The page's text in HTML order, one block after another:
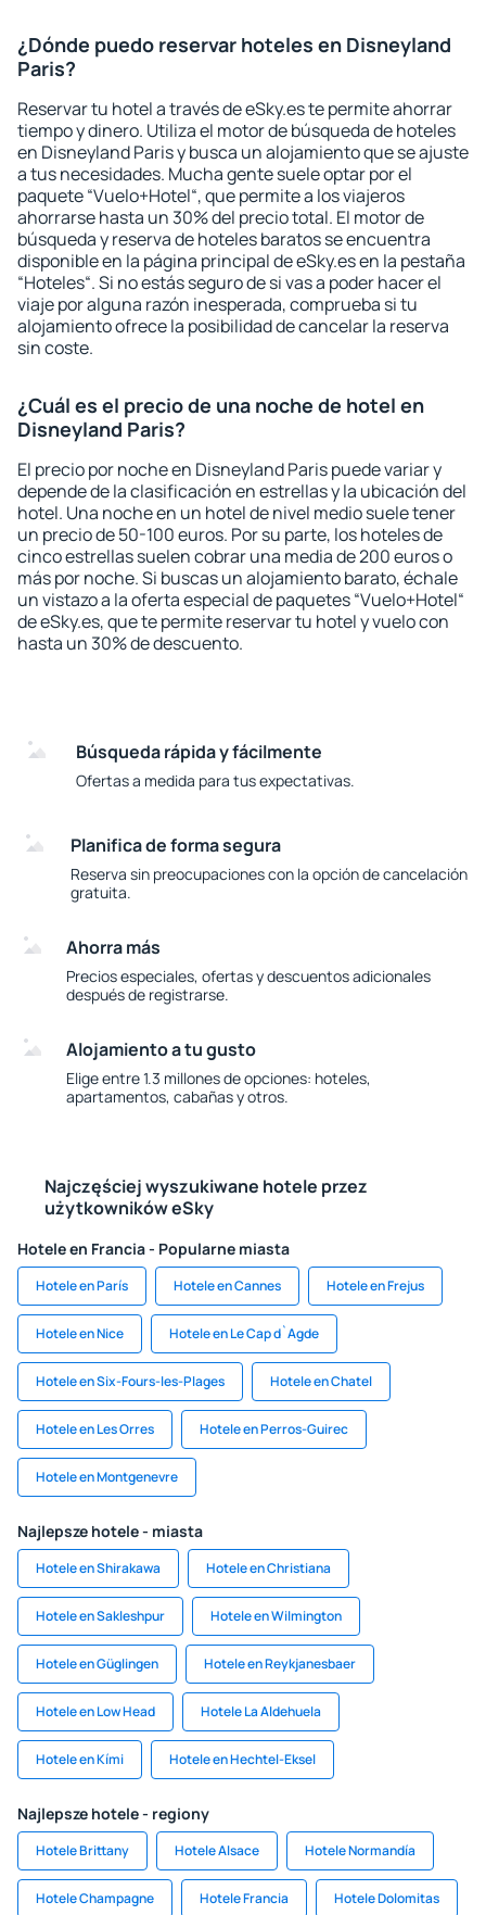
¿Dónde puedo reservar hoteles en Disneyland
Paris?
Reservar tu hotel a través de eSky.es te permite ahorrar
tiempo y dinero. Utiliza el motor de búsqueda de hoteles
en Disneyland Paris y busca un alojamiento que se ajuste
a tus necesidades. Mucha gente suele optar por el
paquete “Vuelo+Hotel“, que permite a los viajeros
ahorrarse hasta un 30% del precio total. El motor de
búsqueda y reserva de hoteles baratos se encuentra
disponible en la página principal de eSky.es en la pestaña
“Hoteles“. Si no estás seguro de si vas a poder hacer el
viaje por alguna razón inesperada, comprueba si tu
alojamiento ofrece la posibilidad de cancelar la reserva
sin coste.
¿Cuál es el precio de una noche de hotel en
Disneyland Paris?
El precio por noche en Disneyland Paris puede variar y
depende de la clasificación en estrellas y la ubicación del
hotel. Una noche en un hotel de nivel medio suele tener
un precio de 50-100 euros. Por su parte, los hoteles de
cinco estrellas suelen cobrar una media de 200 euros o
más por noche. Si buscas un alojamiento barato, échale
un vistazo a la oferta especial de paquetes “Vuelo+Hotel“
de eSky.es, que te permite reservar tu hotel y vuelo con
hasta un 30% de descuento.
Búsqueda rápida y fácilmente
Ofertas a medida para tus expectativas.
Planifica de forma segura
Reserva sin preocupaciones con la opción de cancelación
gratuita.
Ahorra más
Precios especiales, ofertas y descuentos adicionales
después de registrarse.
Alojamiento a tu gusto
Elige entre 1.3 millones de opciones: hoteles,
apartamentos, cabañas y otros.
Najczęściej wyszukiwane hotele przez
użytkowników eSky
Hotele en Francia - Popularne miasta
Hotele en París Hotele en Cannes Hotele en Frejus
Hotele en Nice Hotele en Le Cap d`Agde
Hotele en Six-Fours-les-Plages Hotele en Chatel
Hotele en Les Orres Hotele en Perros-Guirec
Hotele en Montgenevre
Najlepsze hotele - miasta
Hotele en Shirakawa Hotele en Christiana
Hotele en Sakleshpur Hotele en Wilmington
Hotele en Güglingen Hotele en Reykjanesbaer
Hotele en Low Head Hotele La Aldehuela
Hotele en Kími Hotele en Hechtel-Eksel
Najlepsze hotele - regiony
Hotele Brittany Hotele Alsace Hotele Normandía
Hotele Champagne Hotele Francia Hotele Dolomitas